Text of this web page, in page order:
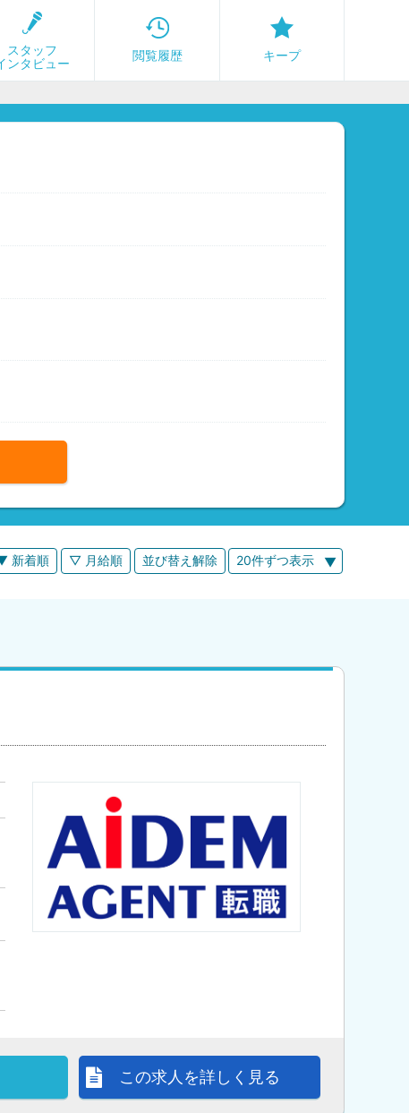
スタッフ
ンタビュー
閲覧履歴 キープ
20件ずつ表示
新着順 ▽ 月給順 並び替え解除
この求人を詳しく見る